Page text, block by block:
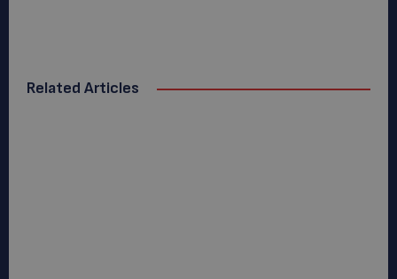
Related Articles